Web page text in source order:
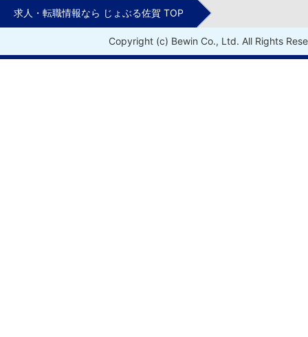
求人・転職情報なら じょぶる佐賀 TOP
Copyright (c) Bewin Co., Ltd. All Rights